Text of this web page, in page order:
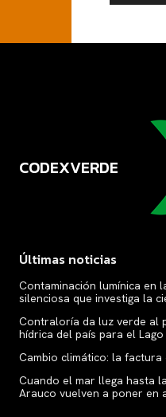
CODEXVERDE
Últimas noticias
Contaminación lumínica en
silenciosa que investiga la
Contraloría da luz verde al
hídrica del país para el
Cambio climático: la
Cuando el mar llega hasta
Arauco vuelven a poner en